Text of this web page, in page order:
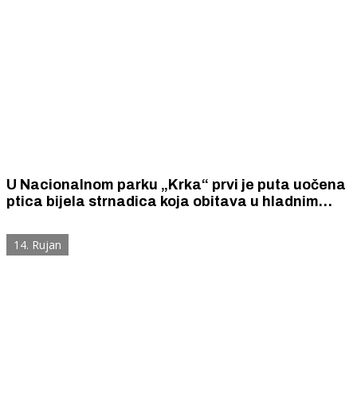
U Nacionalnom parku „Krka“ prvi je puta uočena
ptica bijela strnadica koja obitava u hladnim
u Hrvatskoj je izuzetno rijetka.
14. Rujan